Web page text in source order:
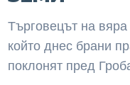
Търговецът на
който днес брани
поклонят пред